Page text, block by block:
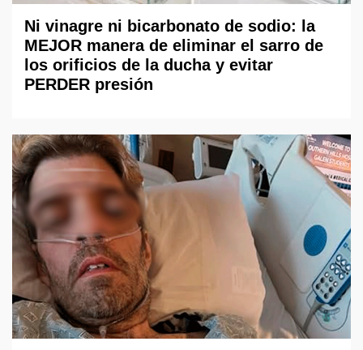
Ni vinagre ni bicarbonato de sodio: la
MEJOR manera de eliminar el sarro de
los orificios de la ducha y evitar
PERDER presión